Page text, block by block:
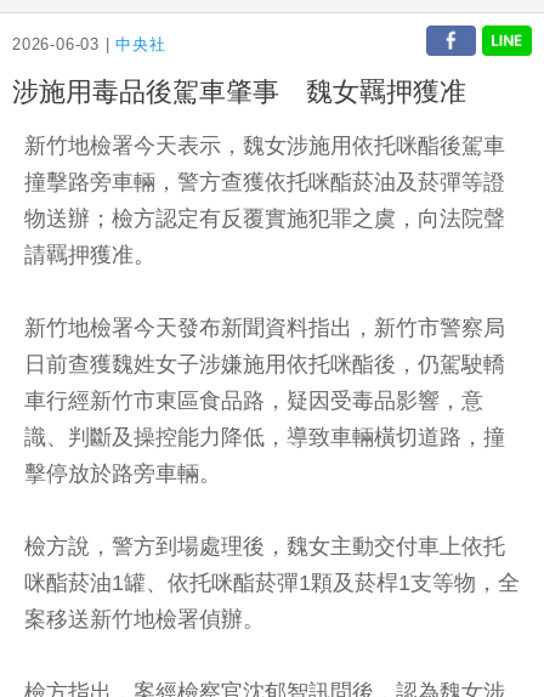
2026-06-03 |中央社
涉施用毒品後駕車肇事 魏女羈押獲准
新竹地檢署今天表示，魏女涉施用依托咪酯後駕車
撞擊路旁車輛，警方查獲依托咪酯菸油及菸彈等證
物送辦；檢方認定有反覆實施犯罪之虞，向法院聲
請羈押獲准。
新竹地檢署今天發布新聞資料指出，新竹市警察局
日前查獲魏姓女子涉嫌施用依托咪酯後，仍駕駛轎
車行經新竹市東區食品路，疑因受毒品影響，意
識、判斷及操控能力降低，導致車輛橫切道路，撞
擊停放於路旁車輛。
檢方說，警方到場處理後，魏女主動交付車上依托
咪酯菸油1罐、依托咪酯菸彈1顆及菸桿1支等物，全
案移送新竹地檢署偵辦。
檢方指出，案經檢察官沈郁智訊問後，認為魏女涉